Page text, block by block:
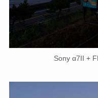
Sony α7II +